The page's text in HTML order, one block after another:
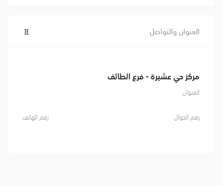
العنوان والتواصل
مركز حي عشيرة - فرع الطائف
العنوان
رقم الجوال
رقم الهاتف